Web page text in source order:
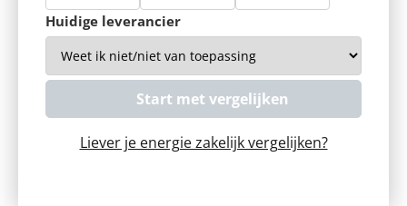
Huidige leverancier
Liever je energie zakelijk vergelijken?